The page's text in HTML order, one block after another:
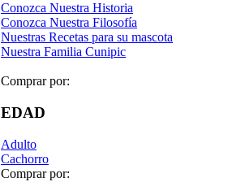
Conozca Nuestra Historia
Conozca Nuestra Filosofía
Nuestras Recetas para su mascota
Nuestra Familia Cunipic
Comprar por:
EDAD
Adulto
Cachorro
Comprar por: